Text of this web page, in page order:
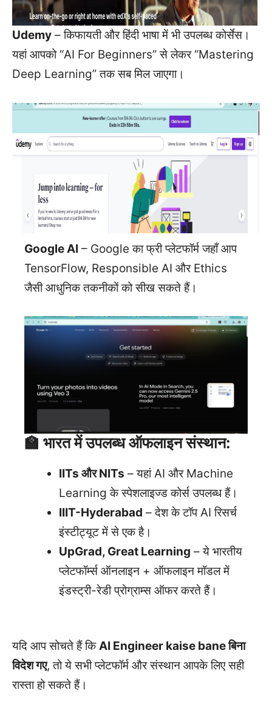
Udemy – किफायती और हिंदी भाषा में भी उपलब्ध कोर्सेस।
यहां आपको “AI For Beginners” से लेकर “Mastering
Deep Learning” तक सब मिल जाएगा।
Google AI – Google का फ्री प्लेटफॉर्म जहाँ आप
TensorFlow, Responsible AI और Ethics
जैसी आधुनिक तकनीकों को सीख सकते हैं।
🏫 भारत में उपलब्ध ऑफलाइन संस्थान:
IITs और NITs – यहां AI और Machine
Learning के स्पेशलाइज्ड कोर्स उपलब्ध हैं।
IIIT-Hyderabad – देश के टॉप AI रिसर्च
इंस्टीट्यूट में से एक है।
UpGrad, Great Learning – ये भारतीय
प्लेटफॉर्म्स ऑनलाइन + ऑफलाइन मॉडल में
इंडस्ट्री-रेडी प्रोग्राम्स ऑफर करते हैं।
यदि आप सोचते हैं किAI Engineer kaise bane बिना
विदेश गए, तो ये सभी प्लेटफॉर्म और संस्थान आपके लिए सही
रास्ता हो सकते हैं।